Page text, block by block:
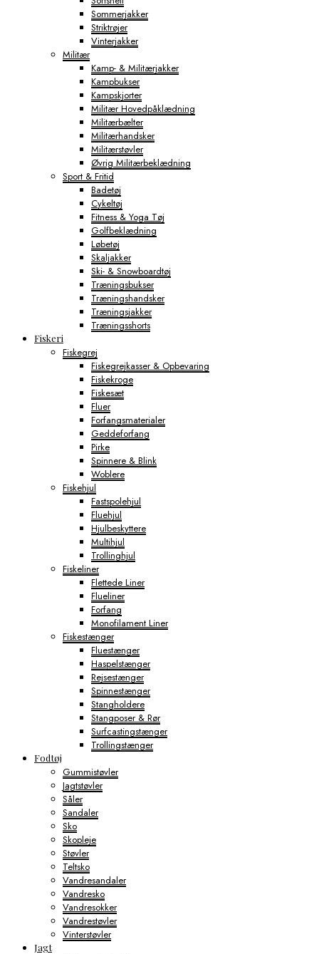
Sommerjakker
Striktrøjer
Vinterjakker
Militær
Kamp- & Militærjakker
Kampbukser
Kampskjorter
Militær Hovedpåklædning
Militærbælter
Militærhandsker
Militærstøvler
Øvrig Militærbeklædning
Sport & Fritid
Badetøj
Cykeltøj
Fitness & Yoga Tøj
Golfbeklædning
Løbetøj
Skaljakker
Ski- & Snowboardtøj
Træningsbukser
Træningshandsker
Træningsjakker
Træningsshorts
Fiskeri
Fiskegrej
Fiskegrejkasser & Opbevaring
Fiskekroge
Fiskesæt
Fluer
Forfangsmaterialer
Geddeforfang
Pirke
Spinnere & Blink
Woblere
Fiskehjul
Fastspolehjul
Fluehjul
Hjulbeskyttere
Multihjul
Trollinghjul
Fiskeliner
Flettede Liner
Flueliner
Forfang
Monofilament Liner
Fiskestænger
Fluestænger
Haspelstænger
Rejsestænger
Spinnestænger
Stangholdere
Stangposer & Rør
Surfcastingstænger
Trollingstænger
Fodtøj
Gummistøvler
Jagtstøvler
Såler
Sandaler
Sko
Skopleje
Støvler
Teltsko
Vandresandaler
Vandresko
Vandresokker
Vandrestøvler
Vinterstøvler
Jagt